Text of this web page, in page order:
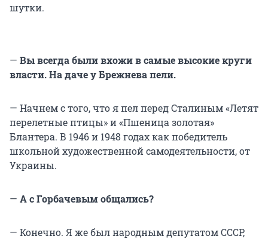
шутки.
— Вы всегда были вхожи в самые высокие круги
власти. На даче у Брежнева пели.
— Начнем с того, что я пел перед Сталиным «Летят
перелетные птицы» и «Пшеница золотая»
Блантера. В 1946 и 1948 годах как победитель
школьной художественной самодеятельности, от
Украины.
— А с Горбачевым общались?
— Конечно. Я же был народным депутатом СССР,